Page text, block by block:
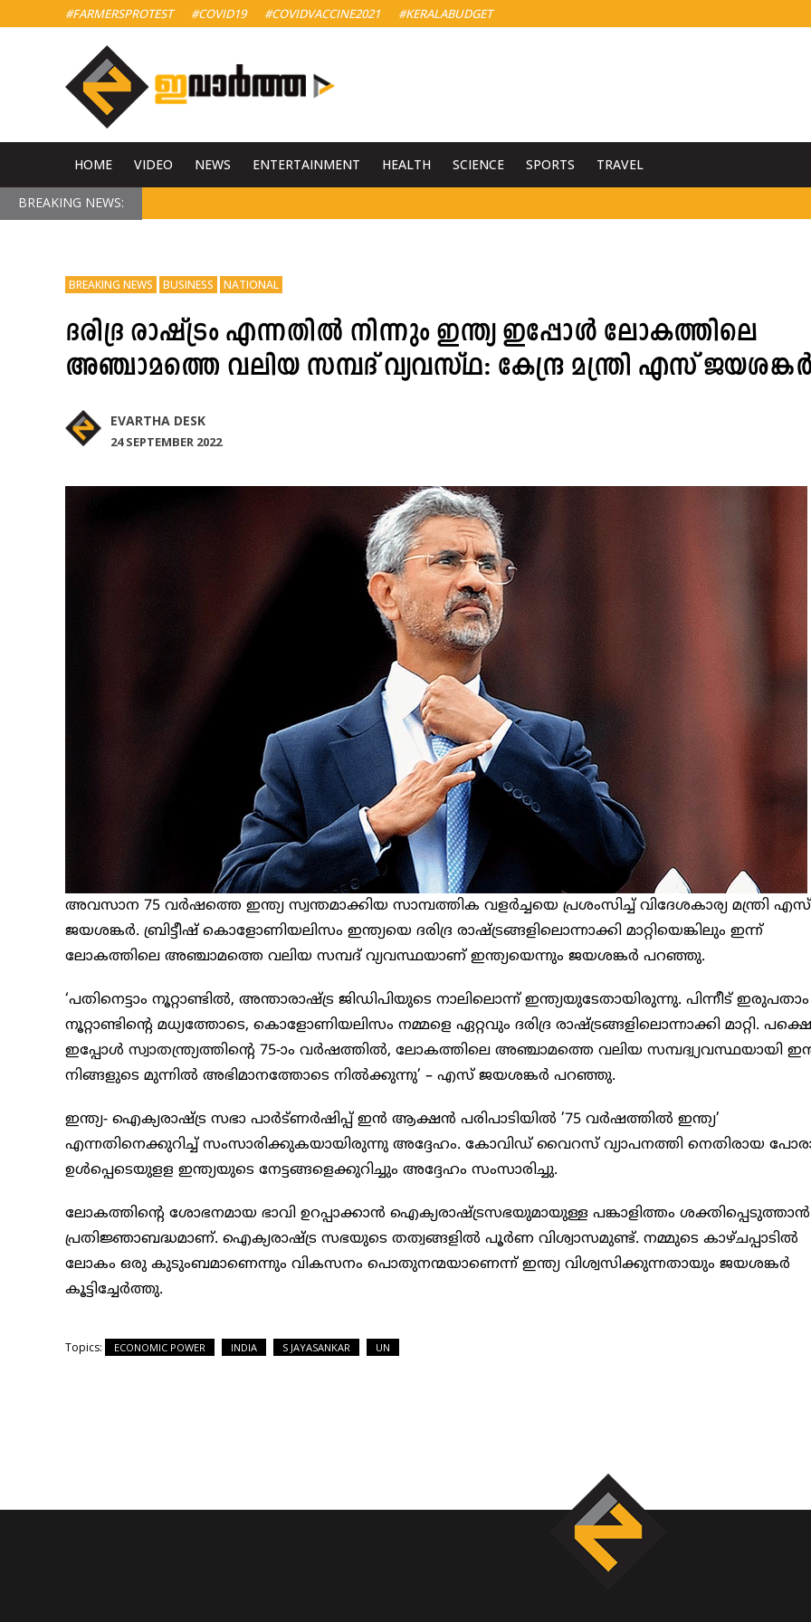
#FARMERSPROTEST #COVID19 #COVIDVACCINE2021 #KERALABUDGET
HOME VIDEO NEWS ENTERTAINMENT HEALTH SCIENCE SPORTS TRAVEL
BREAKING NEWS:
BREAKING NEWS BUSINESS NATIONAL
ദരിദ്ര രാഷ്ട്രം എന്നതിൽ നിന്നും ഇന്ത്യ ഇപ്പോൾ ലോകത്തിലെ
അഞ്ചാമത്തെ വലിയ സമ്പദ് വ്യവസ്ഥ: കേന്ദ്ര മന്ത്രി എസ്
EVARTHA DESK
24 SEPTEMBER 2022
അവസാന 75 വര്‍ഷത്തെ ഇന്ത്യ സ്വന്തമാക്കിയ സാമ്പത്തിക വളര്‍ച്ചയെ പ്രശംസിച്ച് വിദേശകാര്യ മന്ത്രി എസ്
ജയശങ്കര്‍. ബ്രിട്ടീഷ് കൊളോണിയലിസം ഇന്ത്യയെ ദരിദ്ര രാഷ്ട്രങ്ങളിലൊന്നാക്കി മാറ്റിയെങ്കിലും ഇന്ന്
ലോകത്തിലെ അഞ്ചാമത്തെ വലിയ സമ്പദ് വ്യവസ്ഥയാണ് ഇന്ത്യയെന്നും ജയശങ്കര്‍ പറഞ്ഞു.
‘പതിനെട്ടാം നൂറ്റാണ്ടില്‍, അന്താരാഷ്‌ട്ര ജിഡിപിയുടെ നാലിലൊന്ന് ഇന്ത്യയുടേതായിരുന്നു. പിന്നീട് ഇരുപതാം
നൂറ്റാണ്ടിന്റെ മധ്യത്തോടെ, കൊളോണിയലിസം നമ്മളെ ഏറ്റവും ദരിദ്ര രാഷ്ട്രങ്ങളിലൊന്നാക്കി മാറ്റി. പക്ഷെ
ഇപ്പോൾ സ്വാതന്ത്ര്യത്തിന്റെ 75-ാം വര്‍ഷത്തില്‍, ലോകത്തിലെ അഞ്ചാമത്തെ വലിയ സമ്പദ്വ്യവസ്ഥയായി
നിങ്ങളുടെ മുന്നില്‍ അഭിമാനത്തോടെ നില്‍ക്കുന്നു’ – എസ് ജയശങ്കര്‍ പറഞ്ഞു.
ഇന്ത്യ- ഐക്യരാഷ്ട്ര സഭാ പാര്‍ട്ണര്‍ഷിപ്പ് ഇന്‍ ആക്ഷന്‍ പരിപാടിയില്‍ ’75 വര്‍ഷത്തില്‍ ഇന്ത്യ’
എന്നതിനെക്കുറിച്ച് സംസാരിക്കുകയായിരുന്നു അദ്ദേഹം. കോവിഡ് വൈറസ് വ്യാപനത്തി നെതിരായ
ഉള്‍പ്പെടെയുളള ഇന്ത്യയുടെ നേട്ടങ്ങളെക്കുറിച്ചും അദ്ദേഹം സംസാരിച്ചു.
ലോകത്തിന്റെ ശോഭനമായ ഭാവി ഉറപ്പാക്കാന്‍ ഐക്യരാഷ്ട്രസഭയുമായുള്ള പങ്കാളിത്തം ശക്തിപ്പെടുത്താന്‍
പ്രതിജ്ഞാബദ്ധമാണ്. ഐക്യരാഷ്ട്ര സഭയുടെ തത്വങ്ങളില്‍ പൂര്‍ണ വിശ്വാസമുണ്ട്. നമ്മുടെ കാഴ്ചപ്പാടില്‍
ലോകം ഒരു കുടുംബമാണെന്നും വികസനം പൊതുനന്മയാണെന്ന് ഇന്ത്യ വിശ്വസിക്കുന്നതായും ജയശങ്കര്‍
കൂട്ടിച്ചേര്‍ത്തു.
Topics: ECONOMIC POWER INDIA S JAYASANKAR UN